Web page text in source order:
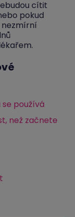
cítit
pokud
nezmírní
používá
než začnete